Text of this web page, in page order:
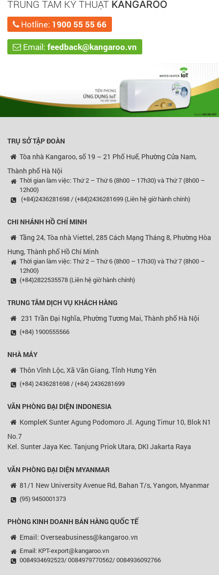
TRUNG TÂM KỸ THUẬT KANGAROO
Hotline: 1900 55 55 66
Email: feedback@kangaroo.vn
TRỤ SỞ TẬP ĐOÀN
Tòa nhà Kangaroo, số 19 – 21 Phố Huế, Phường Cửa Nam,
Thành phố Hà Nội
Thời gian làm việc: Thứ 2 – Thứ 6 (8h00 – 17h30) và Thứ 7 (8h00 –
12h00)
(+84)2436281698 / (+84)2436281699 (Liên hệ giờ hành chính)
CHI NHÁNH HỒ CHÍ MINH
Tầng 24, Tòa nhà Viettel, 285 Cách Mạng Tháng 8, Phường Hòa
Hưng, Thành phố Hồ Chí Minh
Thời gian làm việc: Thứ 2 – Thứ 6 (8h00 – 17h30) và Thứ 7 (8h00 –
12h00)
(+84)2822535578 (Liên hệ giờ hành chính)
TRUNG TÂM DỊCH VỤ KHÁCH HÀNG
231 Trần Đại Nghĩa, Phường Tương Mai, Thành phố Hà Nội
(+84) 1900555566
NHÀ MÁY
Thôn Vĩnh Lộc, Xã Văn Giang, Tỉnh Hưng Yên
(+84) 2436281698 / (+84) 2436281699
VĂN PHÒNG ĐẠI DIỆN INDONESIA
KompleK Sunter Agung Podomoro Jl. Agung Timur 10, Blok N1
No.7
Kel. Sunter Jaya Kec. Tanjung Priok Utara, DKI Jakarta Raya
VĂN PHÒNG ĐẠI DIỆN MYANMAR
81/1 New University Avenue Rd, Bahan T/s, Yangon, Myanmar
(95) 9450001373
PHÒNG KINH DOANH BÁN HÀNG QUỐC TẾ
Email: Overseabusiness@kangaroo.vn
Email: KPT-export@kangaroo.vn
0084934692523/ 0084979770562/ 0084936092766